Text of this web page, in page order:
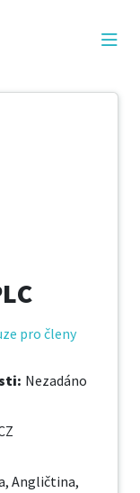
pro členy
: Nezadáno
Angličtina,